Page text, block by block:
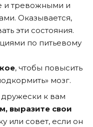
и тревожными и
Оказывается,
эти состояния.
по питьевому
, чтобы повысить
мозг.
дружески к вам
выразите свои
или совет, если он